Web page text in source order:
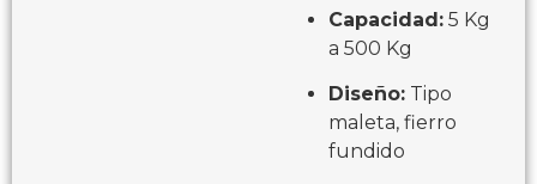
Capacidad: 5 Kg
a 500 Kg
Diseño: Tipo
maleta, fierro
fundido